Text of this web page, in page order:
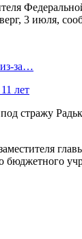
3 июля,
за…
лет
стражу